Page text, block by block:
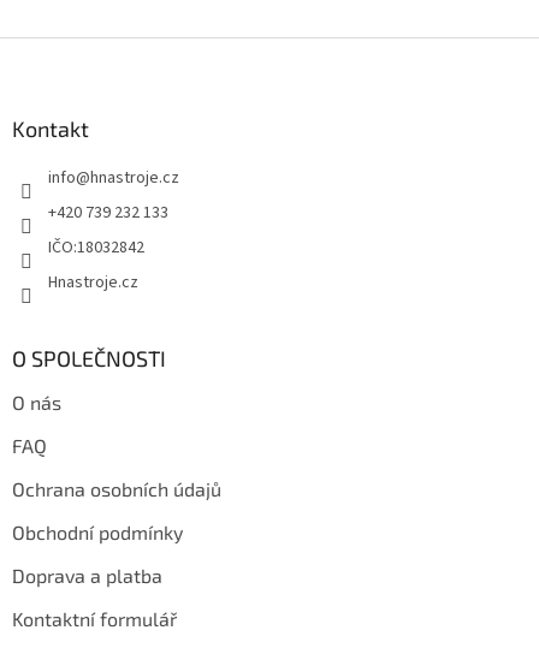
Kontakt
info@hnastroje.cz
+420 739 232 133
IČO:18032842
Hnastroje.cz
O SPOLEČNOSTI
O nás
FAQ
Ochrana osobních údajů
Obchodní podmínky
Doprava a platba
Kontaktní formulář